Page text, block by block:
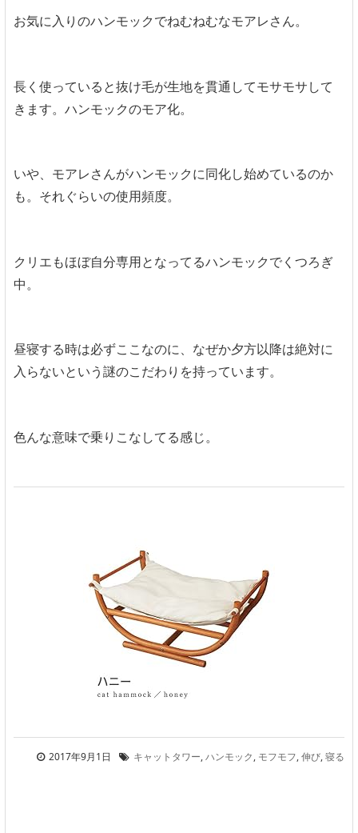
お気に入りのハンモックでねむねむなモアレさん。
長く使っていると抜け毛が生地を貫通してモサモサして
きます。ハンモックのモア化。
いや、モアレさんがハンモックに同化し始めているのか
も。それぐらいの使用頻度。
クリエもほぼ自分専用となってるハンモックでくつろぎ
中。
昼寝する時は必ずここなのに、なぜか夕方以降は絶対に
入らないという謎のこだわりを持っています。
色んな意味で乗りこなしてる感じ。
2017年9月1日 キャットタワー,ハンモック, モフモフ,伸び,寝る